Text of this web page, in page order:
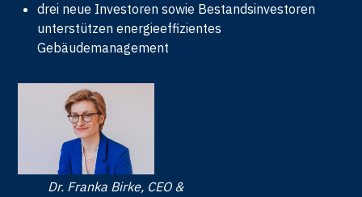
drei neue Investoren sowie Bestandsinvestoren
unterstützen energieeffizientes
Gebäudemanagement
Dr. Franka Birke, CEO &